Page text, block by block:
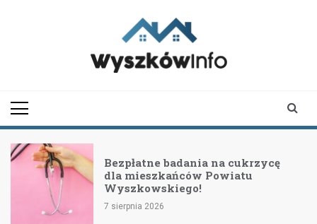
Bezpłatne badania na cukrzycę
dla mieszkańców Powiatu
Wyszkowskiego!
7 sierpnia 2026